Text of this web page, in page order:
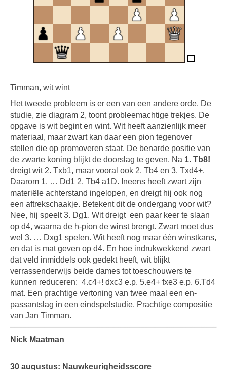
Timman, wit wint
Het tweede probleem is er een van een andere orde. De
studie, zie diagram 2, toont probleemachtige trekjes. De
opgave is wit begint en wint. Wit heeft aanzienlijk meer
materiaal, maar zwart kan daar een pion tegenover
stellen die op promoveren staat. De benarde positie van
de zwarte koning blijkt de doorslag te geven. Na 1. Tb8!
dreigt wit 2. Txb1, maar vooral ook 2. Tb4 en 3. Txd4+.
Daarom 1. … Dd1 2. Tb4 a1D. Ineens heeft zwart zijn
materiële achterstand ingelopen, en dreigt hij ook nog
een aftrekschaakje. Betekent dit de ondergang voor wit?
Nee, hij speelt 3. Dg1. Wit dreigt een paar keer te slaan
op d4, waarna de h-pion de winst brengt. Zwart moet dus
wel 3. … Dxg1 spelen. Wit heeft nog maar één winstkans,
en dat is mat geven op d4. En hoe indrukwekkend zwart
dat veld inmiddels ook gedekt heeft, wit blijkt
verrassenderwijs beide dames tot toeschouwers te
kunnen reduceren: 4.c4+! dxc3 e.p. 5.e4+ fxe3 e.p. 6.Td4
mat. Een prachtige vertoning van twee maal een en-
passantslag in een eindspelstudie. Prachtige compositie
van Jan Timman.
Nick Maatman
30 augustus: Nauwkeurigheidsscore